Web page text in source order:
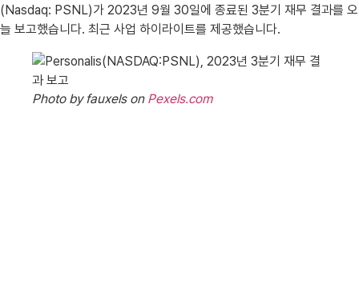
(Nasdaq: PSNL)가 2023년 9월 30일에 종료된 3분기 재무 결과를 오
늘 보고했습니다. 최근 사업 하이라이트를 제공했습니다.
Photo by fauxels on Pexels.com